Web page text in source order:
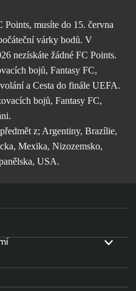
musíte do 15. června
várky bodů. V
nezískáte žádné FC Points.
bojů, Fantasy FC,
a Cesta do finále UEFA.
bojů, Fantasy FC,
z; Argentiny, Brazílie,
Mexika, Nizozemsko,
USA.